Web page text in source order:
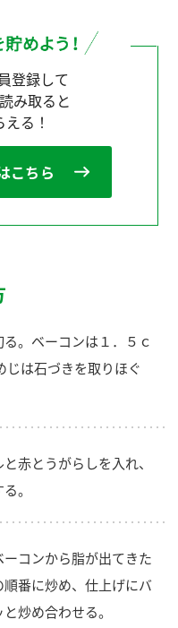
登録して
み取ると
る！
こちら
。ベーコンは１．５ｃ
じは石づきを取りほぐ
赤とうがらしを入れ、
。
コンから脂が出てきた
番に炒め、仕上げにバ
炒め合わせる。